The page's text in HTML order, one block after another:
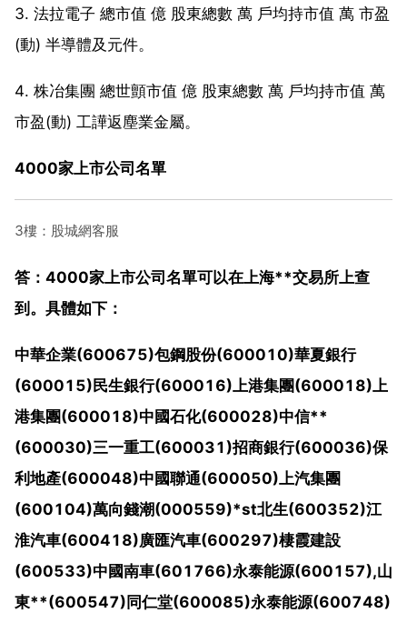
3. 法拉電子 總市值 億 股東總數 萬 戶均持市值 萬 市盈
(動) 半導體及元件。
4. 株冶集團 總世顫市值 億 股東總數 萬 戶均持市值 萬
市盈(動) 工譁返塵業金屬。
4000家上市公司名單
3樓：股城網客服
答：4000家上市公司名單可以在上海**交易所上查
到。具體如下：
中華企業(600675)包鋼股份(600010)華夏銀行
(600015)民生銀行(600016)上港集團(600018)上
港集團(600018)中國石化(600028)中信**
(600030)三一重工(600031)招商銀行(600036)保
利地產(600048)中國聯通(600050)上汽集團
(600104)萬向錢潮(000559)*st北生(600352)江
淮汽車(600418)廣匯汽車(600297)棲霞建設
(600533)中國南車(601766)永泰能源(600157),山
東**(600547)同仁堂(600085)永泰能源(600748)